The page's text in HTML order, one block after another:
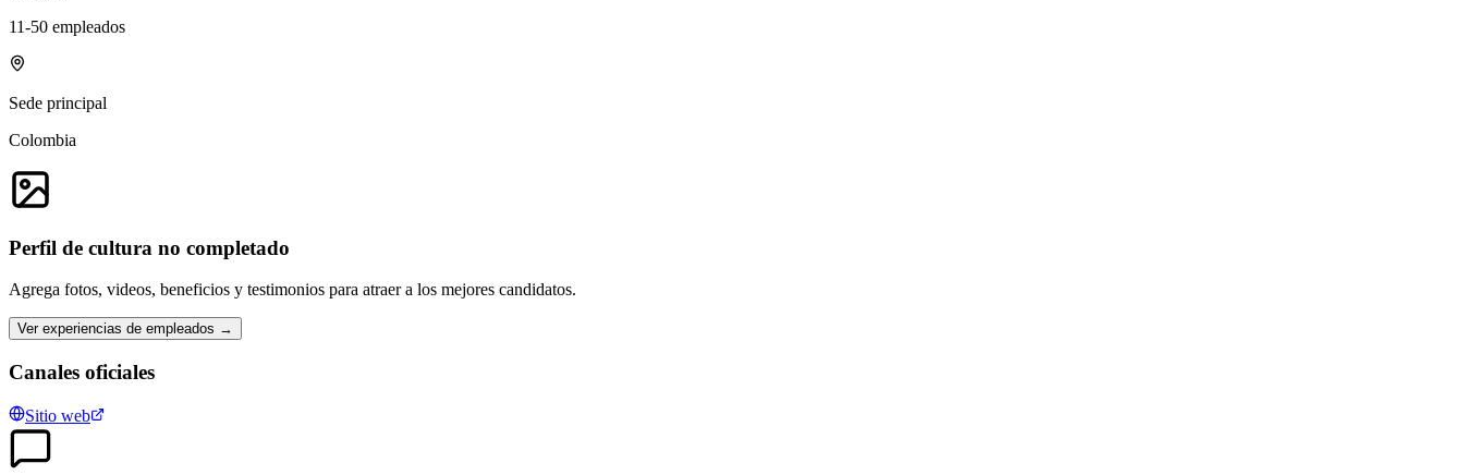
11-50 empleados
Sede principal
Colombia
Perfil de cultura no completado
Agrega fotos, videos, beneficios y testimonios para atraer a los mejores candidatos.
Ver experiencias de empleados →
Canales oficiales
Sitio web